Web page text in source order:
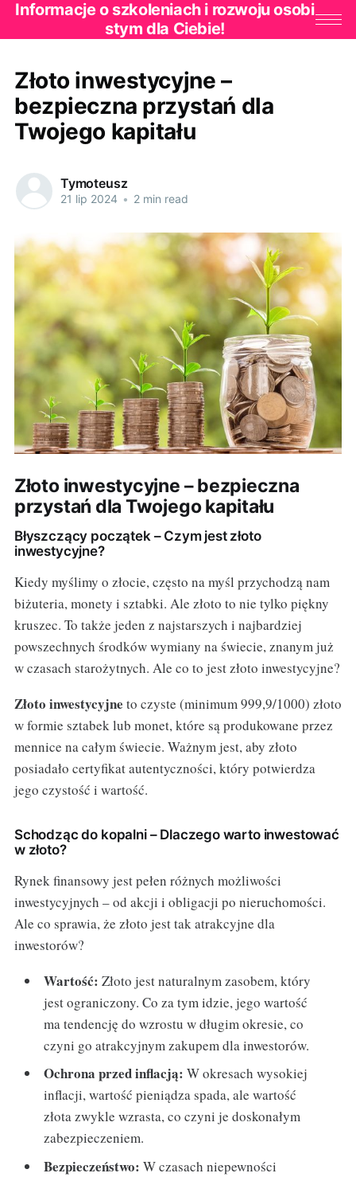
Informacje o szkoleniach i rozwoju osobi
stym dla Ciebie!
Złoto inwestycyjne –
bezpieczna przystań dla
Twojego kapitału
Tymoteusz
21 lip 2024 • 2 min read
Złoto inwestycyjne – bezpieczna
przystań dla Twojego kapitału
Błyszczący początek – Czym jest złoto
inwestycyjne?
Kiedy myślimy o złocie, często na myśl przychodzą nam
biżuteria, monety i sztabki. Ale złoto to nie tylko piękny
kruszec. To także jeden z najstarszych i najbardziej
powszechnych środków wymiany na świecie, znanym już
w czasach starożytnych. Ale co to jest złoto inwestycyjne?
Złoto inwestycyjne to czyste (minimum 999,9/1000) złoto
w formie sztabek lub monet, które są produkowane przez
mennice na całym świecie. Ważnym jest, aby złoto
posiadało certyfikat autentyczności, który potwierdza
jego czystość i wartość.
Schodząc do kopalni – Dlaczego warto inwestować
w złoto?
Rynek finansowy jest pełen różnych możliwości
inwestycyjnych – od akcji i obligacji po nieruchomości.
Ale co sprawia, że złoto jest tak atrakcyjne dla
inwestorów?
Wartość: Złoto jest naturalnym zasobem, który
jest ograniczony. Co za tym idzie, jego wartość
ma tendencję do wzrostu w długim okresie, co
czyni go atrakcyjnym zakupem dla inwestorów.
Ochrona przed inflacją: W okresach wysokiej
inflacji, wartość pieniądza spada, ale wartość
złota zwykle wzrasta, co czyni je doskonałym
zabezpieczeniem.
Bezpieczeństwo: W czasach niepewności